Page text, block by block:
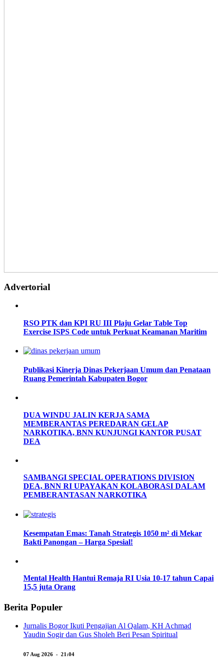
Advertorial
RSO PTK dan KPI RU III Plaju Gelar Table Top
Exercise ISPS Code untuk Perkuat Keamanan Maritim
Publikasi Kinerja Dinas Pekerjaan Umum dan Penataan
Ruang Pemerintah Kabupaten Bogor
DUA WINDU JALIN KERJA SAMA
MEMBERANTAS PEREDARAN GELAP
NARKOTIKA, BNN KUNJUNGI KANTOR PUSAT
DEA
SAMBANGI SPECIAL OPERATIONS DIVISION
DEA, BNN RI UPAYAKAN KOLABORASI DALAM
PEMBERANTASAN NARKOTIKA
Kesempatan Emas: Tanah Strategis 1050 m² di Mekar
Bakti Panongan – Harga Spesial!
Mental Health Hantui Remaja RI Usia 10-17 tahun Capai
15,5 juta Orang
Berita Populer
Jurnalis Bogor Ikuti Pengajian Al Qalam, KH Achmad
Yaudin Sogir dan Gus Sholeh Beri Pesan Spiritual
07 Aug 2026 - 21:04